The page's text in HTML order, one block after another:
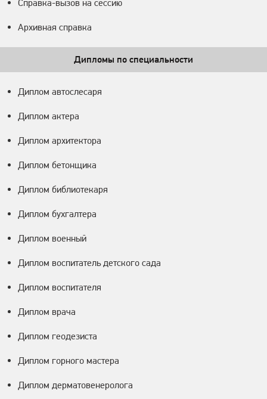
Справка-вызов на сессию
Архивная справка
Дипломы по специальности
Диплом автослесаря
Диплом актера
Диплом архитектора
Диплом бетонщика
Диплом библиотекаря
Диплом бухгалтера
Диплом военный
Диплом воспитатель детского сада
Диплом воспитателя
Диплом врача
Диплом геодезиста
Диплом горного мастера
Диплом дерматовенеролога